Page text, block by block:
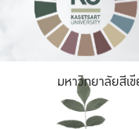
มหาวิทยาลัยสีเ